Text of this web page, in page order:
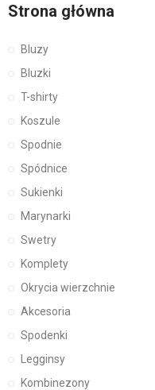
Strona główna
Bluzy
Bluzki
T-shirty
Koszule
Spodnie
Spódnice
Sukienki
Marynarki
Swetry
Komplety
Okrycia wierzchnie
Akcesoria
Spodenki
Legginsy
Kombinezony